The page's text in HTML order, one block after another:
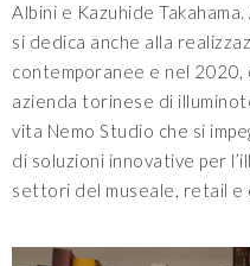
Albini e Kazuhide
si dedica anche alla
contemporanee e nel 2020,
azienda torinese di
vita Nemo Studio che si
di soluzioni innovative per
settori del museale, retail e